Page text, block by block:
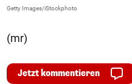
Getty Images/iStockphoto
(mr)
Jetzt kommentieren